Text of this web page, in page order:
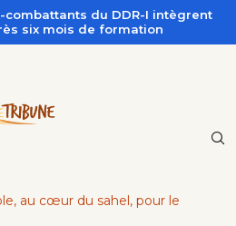
combattants du DDR-I intègrent
six mois de formation
au cœur du sahel, pour le